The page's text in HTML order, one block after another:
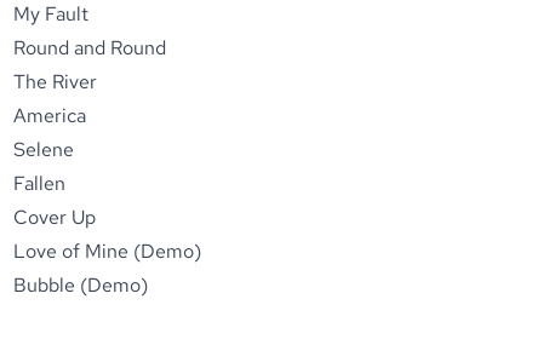
My Fault
Round and Round
The River
America
Selene
Fallen
Cover Up
Love of Mine (Demo)
Bubble (Demo)